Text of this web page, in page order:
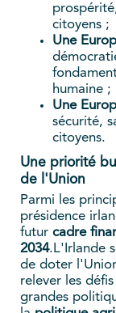
citoyens ;
Une
humaine ;
Une
sécurité,
citoyens.
Une priorité
de l'Union
Parmi les
présidence
futur cadre
2034.L'Irlande
de doter
relever les
grandes